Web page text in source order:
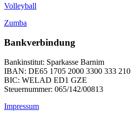
Volleyball
Zumba
Bankverbindung
Bankinstitut: Sparkasse Barnim
IBAN: DE65 1705 2000 3300 333 210
BIC: WELAD ED1 GZE
Steuernummer: 065/142/00813
Impressum